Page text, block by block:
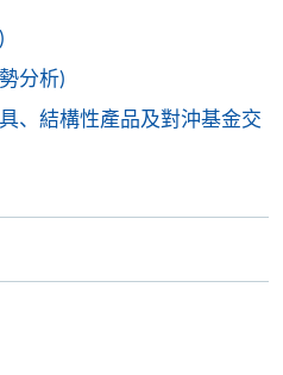
15年工作經驗，曾於國際
理，近年專注投資策略研
於成功修畢持續進修基金
付比率（即學員須自行承
分析)
、結構性產品及對沖基金交